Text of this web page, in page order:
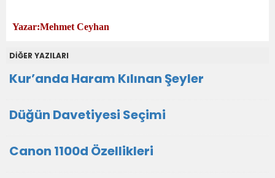
Yazar:Mehmet Ceyhan
DİĞER YAZILARI
Kur’anda Haram Kılınan Şeyler
Düğün Davetiyesi Seçimi
Canon 1100d Özellikleri